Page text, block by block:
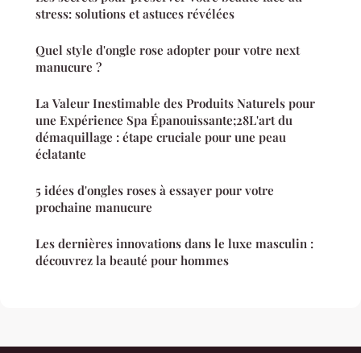
stress: solutions et astuces révélées
Quel style d'ongle rose adopter pour votre next
manucure ?
La Valeur Inestimable des Produits Naturels pour
une Expérience Spa Épanouissante;28L'art du
démaquillage : étape cruciale pour une peau
éclatante
5 idées d'ongles roses à essayer pour votre
prochaine manucure
Les dernières innovations dans le luxe masculin :
découvrez la beauté pour hommes